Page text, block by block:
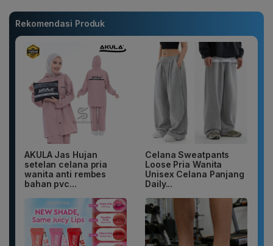
Rekomendasi Produk
AKULA Jas Hujan
setelan celana pria
wanita anti rembes
bahan pvc...
Celana Sweatpants
Loose Pria Wanita
Unisex Celana Panjang
Daily...